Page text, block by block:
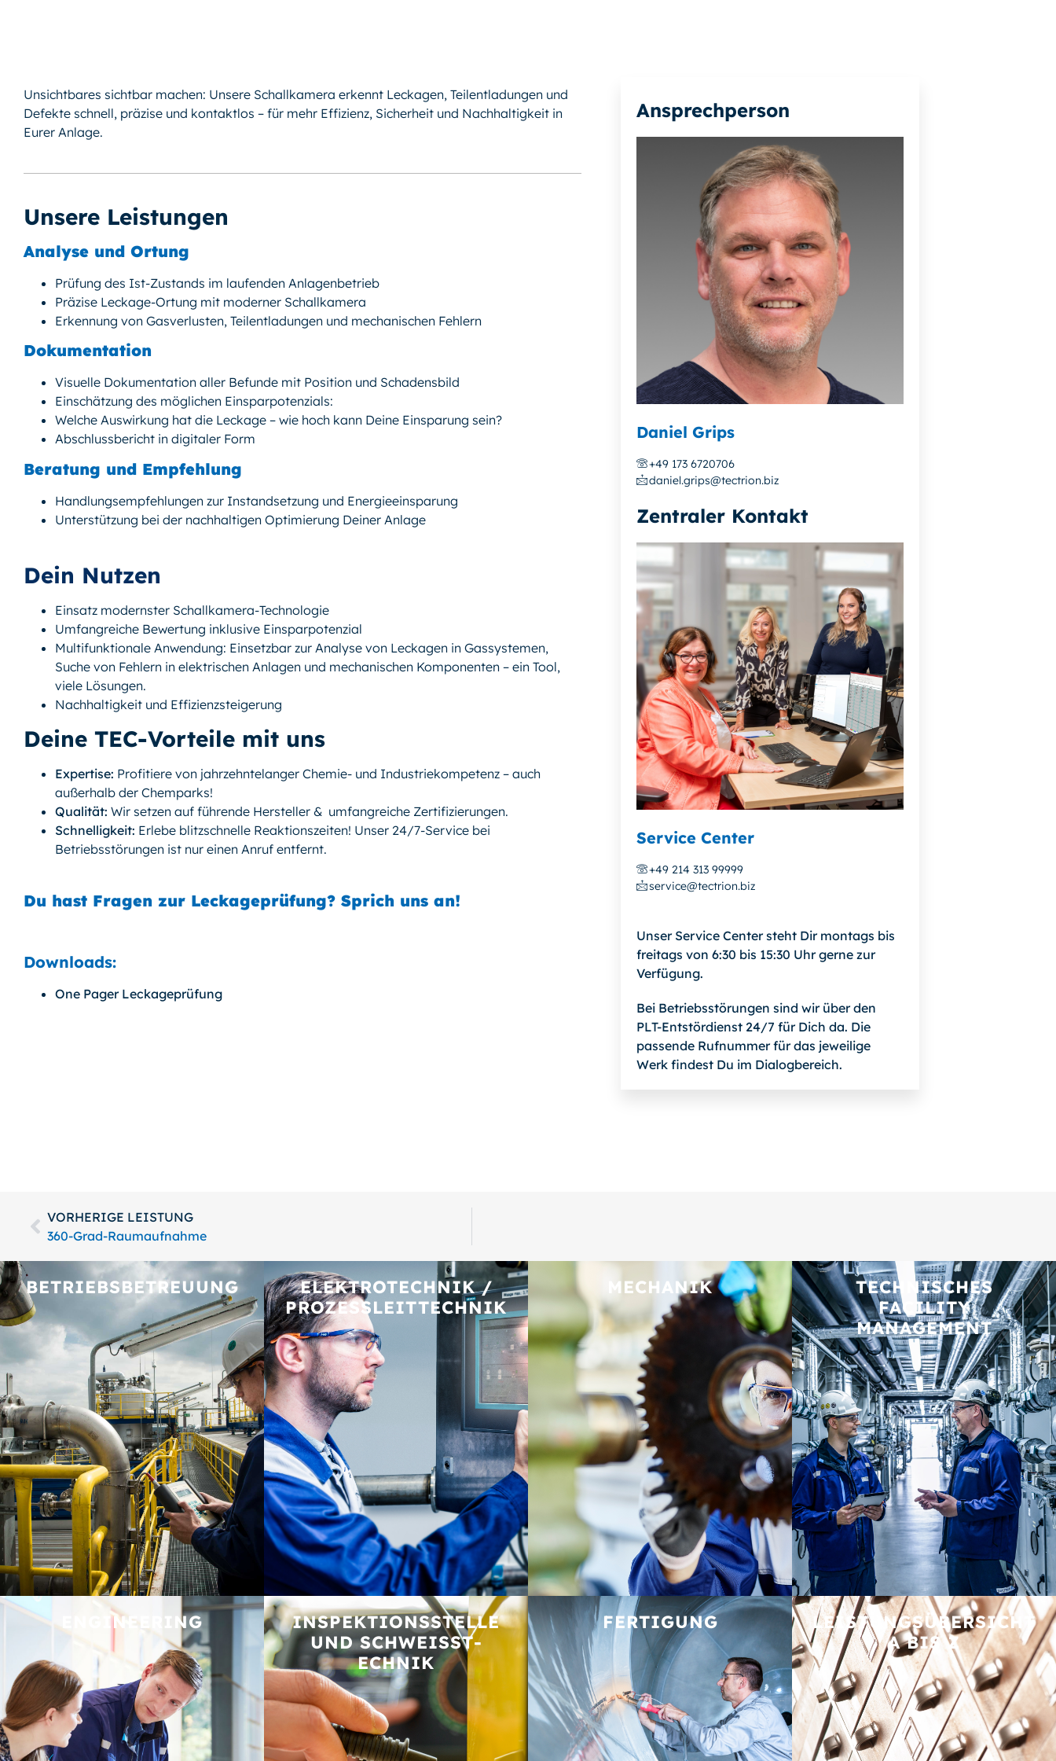
Unsichtbares sichtbar machen: Unsere Schallkamera erkennt Leckagen, Teilentladungen und
Defekte schnell, präzise und kontaktlos – für mehr Effizienz, Sicherheit und Nachhaltigkeit in
Eurer Anlage.
Unsere Leistungen
Analyse und Ortung
Prüfung des Ist-Zustands im laufenden Anlagenbetrieb
Präzise Leckage-Ortung mit moderner Schallkamera
Erkennung von Gasverlusten, Teilentladungen und mechanischen Fehlern
Dokumentation
Visuelle Dokumentation aller Befunde mit Position und Schadensbild
Einschätzung des möglichen Einsparpotenzials:
Welche Auswirkung hat die Leckage – wie hoch kann Deine Einsparung sein?
Abschlussbericht in digitaler Form
Beratung und Empfehlung
Handlungsempfehlungen zur Instandsetzung und Energieeinsparung
Unterstützung bei der nachhaltigen Optimierung Deiner Anlage
Dein Nutzen
Einsatz modernster Schallkamera-Technologie
Umfangreiche Bewertung inklusive Einsparpotenzial
Multifunktionale Anwendung: Einsetzbar zur Analyse von Leckagen in Gassystemen,
Suche von Fehlern in elektrischen Anlagen und mechanischen Komponenten – ein Tool,
viele Lösungen.
Nachhaltigkeit und Effizienzsteigerung
Deine TEC-Vorteile mit uns
Expertise: Profitiere von jahrzehntelanger Chemie- und Industriekompetenz – auch
außerhalb der Chemparks!
Qualität: Wir setzen auf führende Hersteller & umfangreiche Zertifizierungen.
Schnelligkeit: Erlebe blitzschnelle Reaktionszeiten! Unser 24/7-Service bei
Betriebsstörungen ist nur einen Anruf entfernt.
Du hast Fragen zur Leckageprüfung? Sprich uns an!
Downloads:
One Pager Leckageprüfung
Ansprechperson
Daniel Grips
+49 173 6720706
daniel.grips@tectrion.biz
Zentraler Kontakt
Service Center
+49 214 313 99999
service@tectrion.biz
Unser Service Center steht Dir montags bis
freitags von 6:30 bis 15:30 Uhr gerne zur
Verfügung.
Bei Betriebsstörungen sind wir über den
PLT-Entstördienst 24/7 für Dich da. Die
passende Rufnummer für das jeweilige
Werk findest Du im Dialogbereich.
VORHERIGE LEISTUNG
360-Grad-Raumaufnahme
BETRIEBS­BETREUUNG
ELEKTROTECHNIK /
PROZESSLEITTECHNIK
MECHANIK
TECHNISCHES
FACILITY
MANAGEMENT
ENGINEERING
INSPEKTIONS­STELLE
UND SCHWEISST­E
CHNIK
FERTIGUNG
LEISTUNGS­ÜBERSICHT
A BIS Z